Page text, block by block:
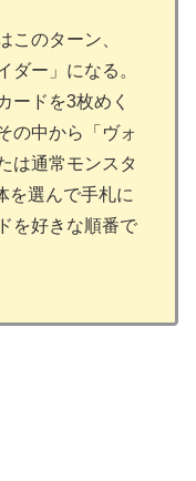
このターン、
ダー」になる。
ードを3枚めく
の中から「ヴォ
は通常モンスタ
を選んで手札に
を好きな順番で